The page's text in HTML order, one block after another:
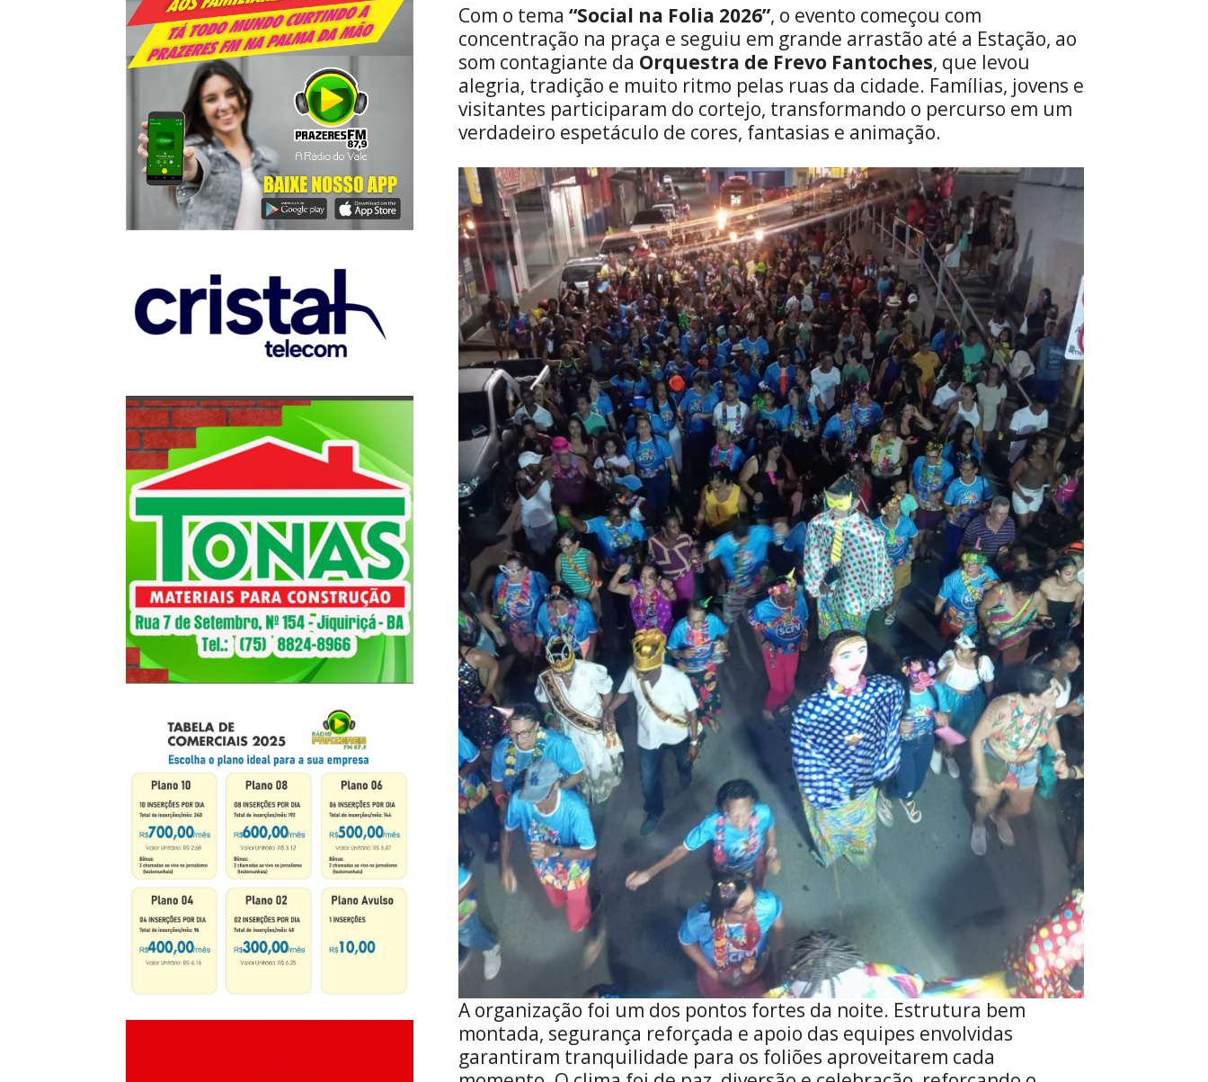
Com o tema “Social na Folia 2026”, o evento começou com
concentração na praça e seguiu em grande arrastão até a Estação, ao
som contagiante da Orquestra de Frevo Fantoches, que levou
alegria, tradição e muito ritmo pelas ruas da cidade. Famílias, jovens e
visitantes participaram do cortejo, transformando o percurso em um
verdadeiro espetáculo de cores, fantasias e animação.
A organização foi um dos pontos fortes da noite. Estrutura bem
montada, segurança reforçada e apoio das equipes envolvidas
garantiram tranquilidade para os foliões aproveitarem cada